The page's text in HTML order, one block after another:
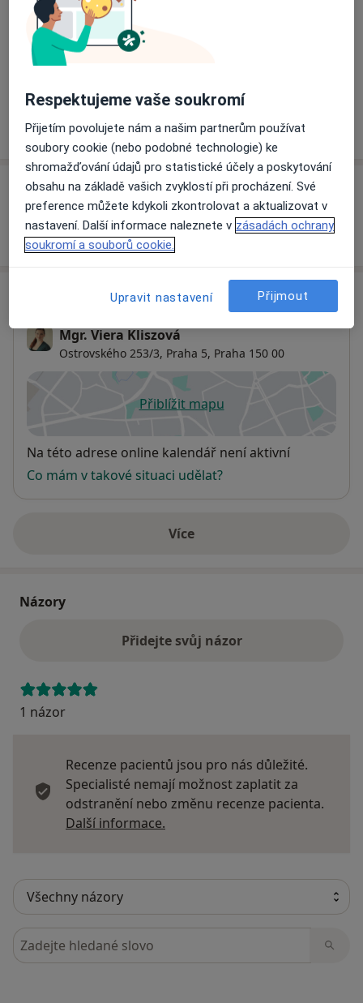
ohrožené domácím násilím, psychodiagnostika,
působení na oddělení lidských zdrojů a kurzy
zaměřené na osobnostní rozvoj.
vzdělávání a průběžně také podstupuji supervizi. Jsem
Nízké sebevědomí
Pacienti, které ošetřuji
Víceo zkušenostech
Služby a ceník služeb
Jak fungují ceny?
Mgr. Viera Kliszová
Ostrovského 253/3, Praha 5, Praha 150 00
Přiblížit mapuse otevře v nové záložce
Dostupnost
Na této adrese online kalendář není aktivní
Co mám v takové situaci udělat?
Víceo adrese
Názory
Přidejte svůj názor
1 názor
Recenze pacientů jsou pro nás důležité.
Specialisté nemají možnost zaplatit za
odstranění nebo změnu recenze pacienta.
Další informace.
Hledejte v názorech
Respektujeme vaše soukromí
Přijetím povolujete nám a našim partnerům používat
soubory cookie (nebo podobné technologie) ke
shromažďování údajů pro statistické účely a poskytování
obsahu na základě vašich zvyklostí při procházení. Své
preference můžete kdykoli zkontrolovat a aktualizovat v
nastavení. Další informace naleznete v zásadách ochrany
soukromí a souborů cookie.
Upravit nastavení Přijmout